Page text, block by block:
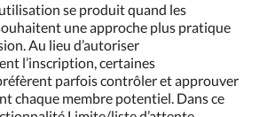
se produit quand les
une approche plus pratique
Au lieu d’autoriser
l’inscription, certaines
parfois contrôler et approuver
chaque membre potentiel. Dans ce